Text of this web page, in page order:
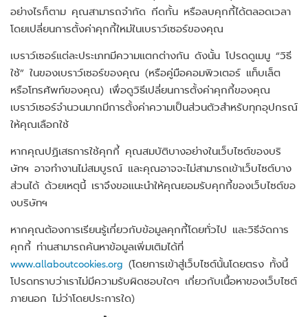
อย่างไรก็ตาม คุณสามารถจำกัด กีดกั้น หรือลบคุกกี้ได้ตลอดเวลา
โดยเปลี่ยนการตั้งค่าคุกกี้ใหม่ในเบราว์เซอร์ของคุณ
เบราว์เซอร์แต่ละประเภทมีความแตกต่างกัน ดังนั้น โปรดดูเมนู “วิธี
ใช้” ในของเบราว์เซอร์ของคุณ (หรือคู่มือคอมพิวเตอร์ แท็บเล็ต
หรือโทรศัพท์ของคุณ) เพื่อดูวิธีเปลี่ยนการตั้งค่าคุกกี้ของคุณ
เบราว์เซอร์จำนวนมากมีการตั้งค่าความเป็นส่วนตัวสำหรับทุกอุปกรณ์
ให้คุณเลือกใช้
หากคุณปฏิเสธการใช้คุกกี้ คุณสมบัติบางอย่างในเว็บไซต์ของบริ
ษัทฯ อาจทำงานไม่สมบูรณ์ และคุณอาจจะไม่สามารถเข้าเว็บไซต์บาง
ส่วนได้ ด้วยเหตุนี้ เราจึงขอแนะนำให้คุณยอมรับคุกกี้ของเว็บไซต์ขอ
งบริษัทฯ
หากคุณต้องการเรียนรู้เกี่ยวกับข้อมูลคุกกี้โดยทั่วไป และวิธีจัดการ
คุกกี้ ท่านสามารถค้นหาข้อมูลเพิ่มเติมได้ที่
www.allaboutcookies.org (โดยการเข้าสู่เว็บไซต์นั้นโดยตรง ทั้งนี้
โปรดทราบว่าเราไม่มีความรับผิดชอบใดๆ เกี่ยวกับเนื้อหาของเว็บไซต์
ภายนอก ไม่ว่าโดยประการใด)